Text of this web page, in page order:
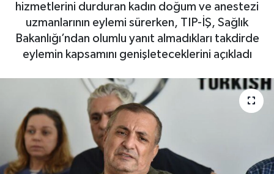
hizmetlerini durduran kadın doğum ve anestezi
uzmanlarının eylemi sürerken, TIP-İŞ, Sağlık
Bakanlığı’ndan olumlu yanıt almadıkları takdirde
eylemin kapsamını genişleteceklerini açıkladı